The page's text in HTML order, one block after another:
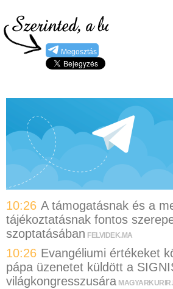
Megosztás
10:26 A támogatásnak és a
tájékoztatásnak fontos
szoptatásában FELVIDEK.MA
10:26 Evangéliumi értékeket
pápa üzenetet küldött a
világkongresszusára